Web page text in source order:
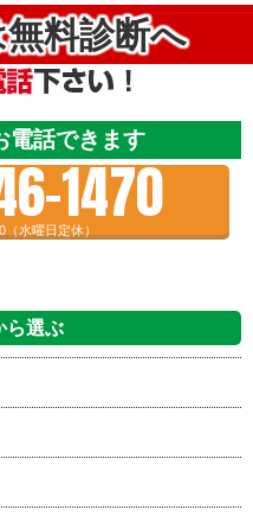
料診断へ
電話できます
1470
水曜日定休）
ら選ぶ